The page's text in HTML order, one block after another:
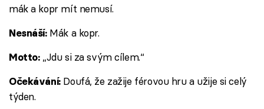
mák a kopr mít nemusí.
Nesnáší: Mák a kopr.
Motto: „Jdu si za svým cílem.“
Očekávání: Doufá, že zažije férovou hru a užije si celý
týden.